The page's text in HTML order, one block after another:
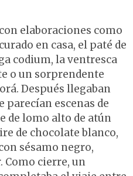
elaboraciones como
en casa, el paté de
codium, la ventresca
o un sorprendente
Después llegaban
parecían escenas de
de lomo alto de atún
de chocolate blanco,
sésamo negro,
Como cierre, un